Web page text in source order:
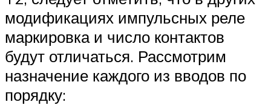
модификациях импульсных реле
маркировка и число контактов
будут отличаться. Рассмотрим
назначение каждого из вводов по
порядку: